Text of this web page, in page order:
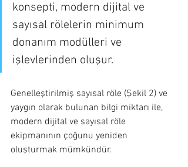
konsepti, modern dijital ve
sayısal rölelerin minimum
donanım modülleri ve
işlevlerinden oluşur.
Genelleştirilmiş sayısal röle (Şekil 2) ve
yaygın olarak bulunan bilgi miktarı ile,
modern dijital ve sayısal röle
ekipmanının çoğunu yeniden
oluşturmak mümkündür.